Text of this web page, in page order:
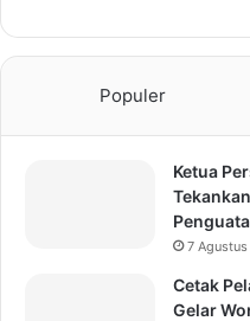
Populer
Ketua
7
Cetak
Gelar